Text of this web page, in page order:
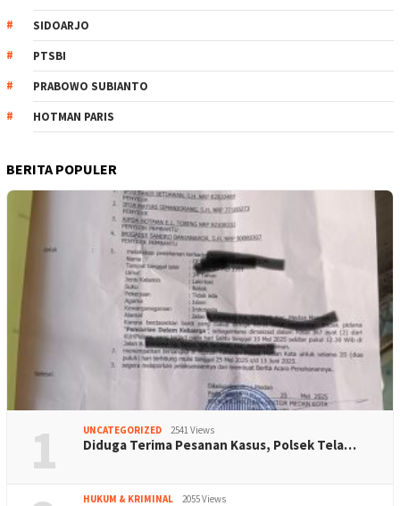
SIDOARJO
PTSBI
PRABOWO SUBIANTO
HOTMAN PARIS
BERITA POPULER
1 UNCATEGORIZED 2541 Views
Diduga Terima Pesanan Kasus, Polsek Tela…
HUKUM & KRIMINAL 2055 Views